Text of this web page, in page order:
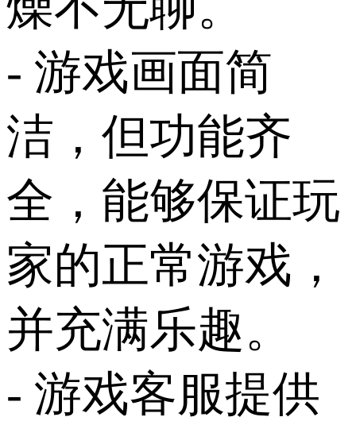
- 游戏画面简
洁，但功能齐
全，能够保证玩
家的正常游戏，
并充满乐趣。
- 游戏客服提供